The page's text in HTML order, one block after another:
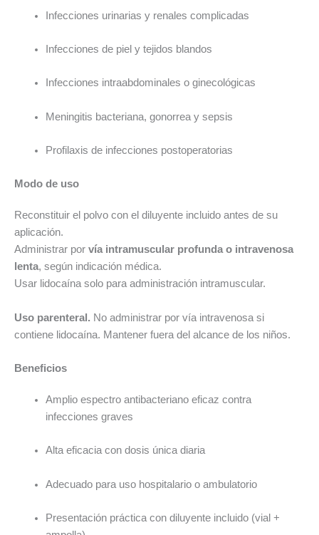
Infecciones urinarias y renales complicadas
Infecciones de piel y tejidos blandos
Infecciones intraabdominales o ginecológicas
Meningitis bacteriana, gonorrea y sepsis
Profilaxis de infecciones postoperatorias
Modo de uso
Reconstituir el polvo con el diluyente incluido antes de su
aplicación.
Administrar por vía intramuscular profunda o intravenosa
lenta, según indicación médica.
Usar lidocaína solo para administración intramuscular.
Uso parenteral. No administrar por vía intravenosa si
contiene lidocaína. Mantener fuera del alcance de los niños.
Beneficios
Amplio espectro antibacteriano eficaz contra
infecciones graves
Alta eficacia con dosis única diaria
Adecuado para uso hospitalario o ambulatorio
Presentación práctica con diluyente incluido (vial +